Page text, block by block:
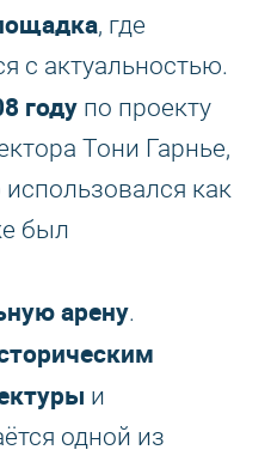
, где
с актуальностью.
году по проекту
Тони Гарнье,
как
был
арену.
и
одной из